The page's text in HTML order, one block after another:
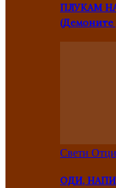
ПЛУКАМ НА
(Демоните
Свети Отци
ОДИ,